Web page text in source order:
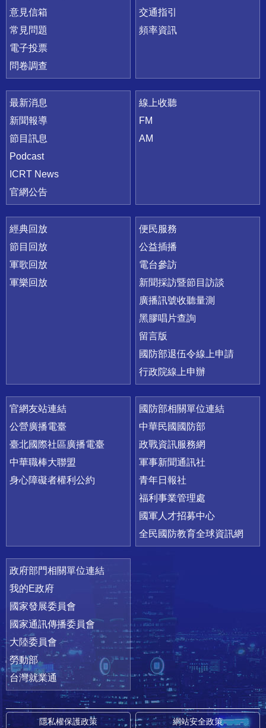
意見信箱
常見問題
電子投票
問卷調查
交通指引
頻率資訊
最新消息
新聞報導
節目訊息
Podcast
ICRT News
官網公告
線上收聽
FM
AM
經典回放
節目回放
軍歌回放
軍樂回放
便民服務
公益插播
電台參訪
新聞採訪暨節目訪談
廣播訊號收聽量測
黑膠唱片查詢
留言版
國防部退伍令線上申請
行政院線上申辦
官網友站連結
公營廣播電臺
臺北國際社區廣播電臺
中華職棒大聯盟
身心障礙者權利公約
國防部相關單位連結
中華民國國防部
政戰資訊服務網
軍事新聞通訊社
青年日報社
福利事業管理處
國軍人才招募中心
全民國防教育全球資訊網
政府部門相關單位連結
我的E政府
國家發展委員會
國家通訊傳播委員會
大陸委員會
勞動部
台灣就業通
隱私權保護政策 網站安全政策